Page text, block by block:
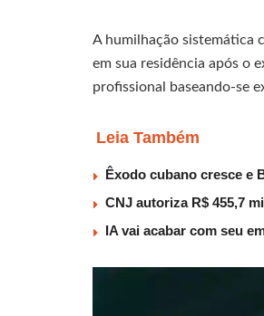
A humilhação sistemática
em sua residência após o
profissional baseando-se
Leia Também
Êxodo cubano cresce e
CNJ autoriza R$ 455,7
IA vai acabar com seu